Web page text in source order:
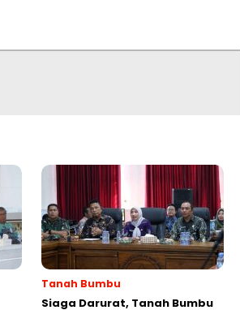
Tanah Bumbu
Siaga Darurat, Tanah Bumbu